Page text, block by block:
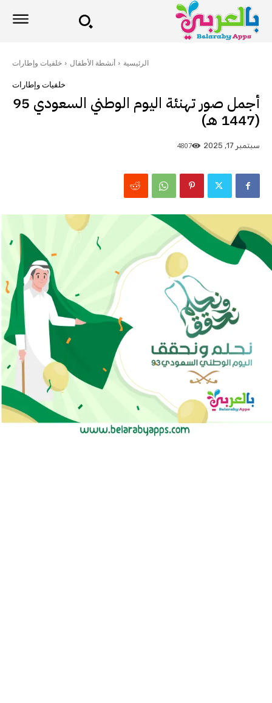
الرئيسية أنشطة الأطفال خلفيات وإطارات
خلفيات وإطارات
أجمل صور تهنئة اليوم الوطني السعودي 95
(1447 هـ)
سبتمبر 17, 2025 4807